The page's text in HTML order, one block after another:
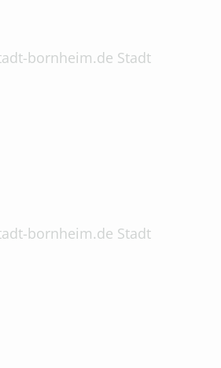
bornheim.de Stadt
bornheim.de Stadt